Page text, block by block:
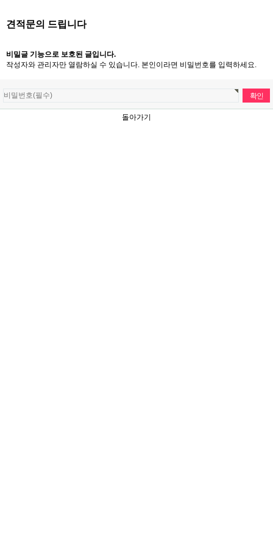
견적문의 드립니다
비밀글 기능으로 보호된 글입니다.
작성자와 관리자만 열람하실 수 있습니다. 본인이라면 비밀번호를 입력하세요.
돌아가기